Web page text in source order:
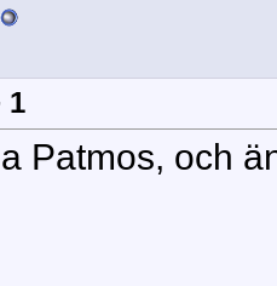
1
Patmos, och